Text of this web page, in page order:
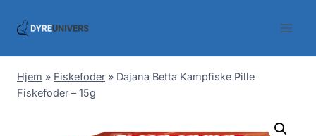
Hjem » Fiskefoder » Dajana Betta Kampfiske Pille
Fiskefoder – 15g